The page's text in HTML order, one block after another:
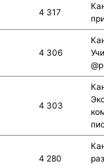
4 317
4 306
4 303
4 280